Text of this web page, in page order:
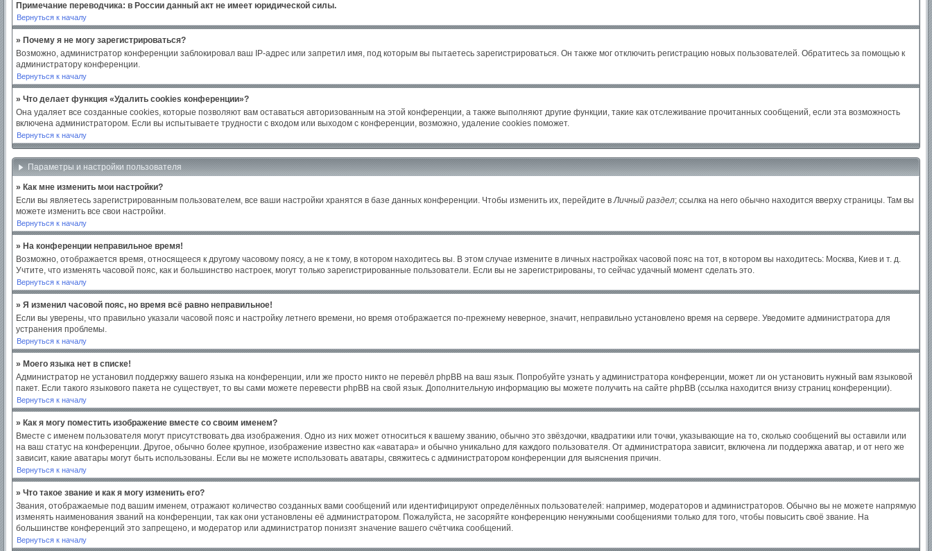
Примечание переводчика: в России данный акт не имеет юридической силы.
Вернуться к началу
» Почему я не могу зарегистрироваться?
Возможно, администратор конференции заблокировал ваш IP-адрес или запретил имя, под которым вы пытаетесь зарегистрироваться. Он также мог отключить регистрацию новых пользователей. Обратитесь за помощью к
администратору конференции.
Вернуться к началу
» Что делает функция «Удалить cookies конференции»?
Она удаляет все созданные cookies, которые позволяют вам оставаться авторизованным на этой конференции, а также выполняют другие функции, такие как отслеживание прочитанных сообщений, если эта возможность
включена администратором. Если вы испытываете трудности с входом или выходом с конференции, возможно, удаление cookies поможет.
Вернуться к началу
Параметры и настройки пользователя
» Как мне изменить мои настройки?
Если вы являетесь зарегистрированным пользователем, все ваши настройки хранятся в базе данных конференции. Чтобы изменить их, перейдите вЛичный раздел; ссылка на него обычно находится вверху страницы. Там вы
можете изменить все свои настройки.
Вернуться к началу
» На конференции неправильное время!
Возможно, отображается время, относящееся к другому часовому поясу, а не к тому, в котором находитесь вы. В этом случае измените в личных настройках часовой пояс на тот, в котором вы находитесь: Москва, Киев и т. д.
Учтите, что изменять часовой пояс, как и большинство настроек, могут только зарегистрированные пользователи. Если вы не зарегистрированы, то сейчас удачный момент сделать это.
Вернуться к началу
» Я изменил часовой пояс, но время всё равно неправильное!
Если вы уверены, что правильно указали часовой пояс и настройку летнего времени, но время отображается по-прежнему неверное, значит, неправильно установлено время на сервере. Уведомите администратора для
устранения проблемы.
Вернуться к началу
» Моего языка нет в списке!
Администратор не установил поддержку вашего языка на конференции, или же просто никто не перевёл phpBB на ваш язык. Попробуйте узнать у администратора конференции, может ли он установить нужный вам языковой
пакет. Если такого языкового пакета не существует, то вы сами можете перевести phpBB на свой язык. Дополнительную информацию вы можете получить на сайте phpBB (ссылка находится внизу страниц конференции).
Вернуться к началу
» Как я могу поместить изображение вместе со своим именем?
Вместе с именем пользователя могут присутствовать два изображения. Одно из них может относиться к вашему званию, обычно это звёздочки, квадратики или точки, указывающие на то, сколько сообщений вы оставили или
на ваш статус на конференции. Другое, обычно более крупное, изображение известно как «аватара» и обычно уникально для каждого пользователя. От администратора зависит, включена ли поддержка аватар, и от него же
зависит, какие аватары могут быть использованы. Если вы не можете использовать аватары, свяжитесь с администратором конференции для выяснения причин.
Вернуться к началу
» Что такое звание и как я могу изменить его?
Звания, отображаемые под вашим именем, отражают количество созданных вами сообщений или идентифицируют определённых пользователей: например, модераторов и администраторов. Обычно вы не можете напрямую
изменять наименования званий на конференции, так как они установлены её администратором. Пожалуйста, не засоряйте конференцию ненужными сообщениями только для того, чтобы повысить своё звание. На
большинстве конференций это запрещено, и модератор или администратор понизят значение вашего счётчика сообщений.
Вернуться к началу